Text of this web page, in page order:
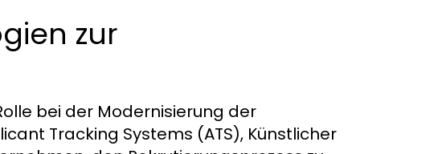
zur
bei der Modernisierung der
Tracking Systems (ATS), Künstlicher